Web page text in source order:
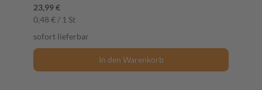
23,99 €
0,48 € / 1 St
sofort lieferbar
In den Warenkorb